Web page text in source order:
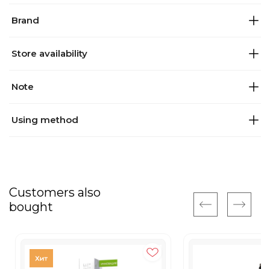
Brand
Store availability
Note
Using method
Customers also
bought